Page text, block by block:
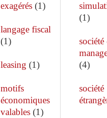
exagérés(1)
langage fiscal
(1)
leasing (1)
motifs
économiques
valables(1)
(1)
société
(4)
société